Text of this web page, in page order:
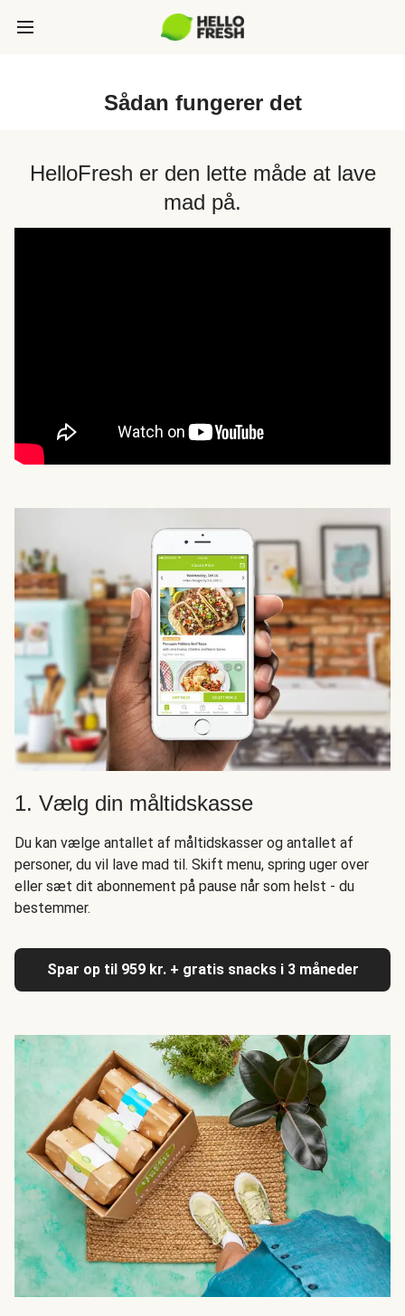
Sådan fungerer det
HelloFresh er den lette måde at lave
mad på.
1. Vælg din måltidskasse
Du kan vælge antallet af måltidskasser og antallet af
personer, du vil lave mad til. Skift menu, spring uger over
eller sæt dit abonnement på pause når som helst - du
bestemmer.
Spar op til 959 kr. + gratis snacks i 3 måneder